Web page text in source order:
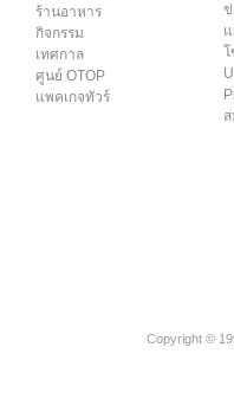
ร้านอาหาร
กิจกรรม
เทศกาล
ศูนย์ OTOP
แพคเกจทัวร์
ข่
Copyright ©